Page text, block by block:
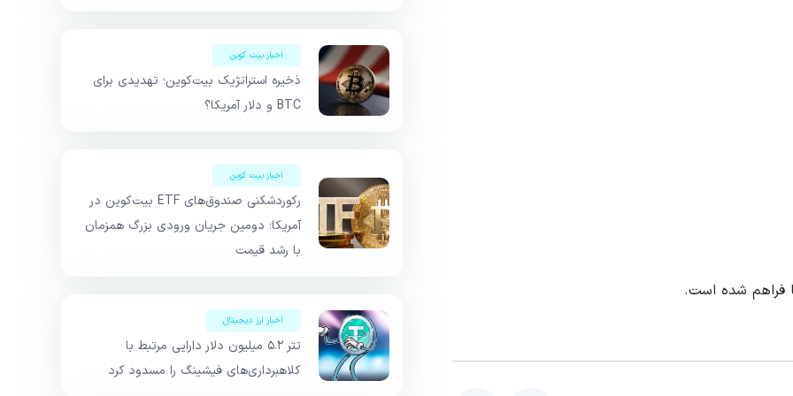
فراهم شده است.
اخبار بیت کوین
ذخیره استراتژیک بیت‌کوین؛ تهدیدی برای
BTC و دلار آمریکا؟
اخبار بیت کوین
رکوردشکنی صندوق‌های ETF بیت‌کوین در
آمریکا؛ دومین جریان ورودی بزرگ همزمان
با رشد قیمت
اخبار ارز دیجیتال
تتر ۵.۲ میلیون دلار دارایی مرتبط با
کلاهبرداری‌های فیشینگ را مسدود کرد